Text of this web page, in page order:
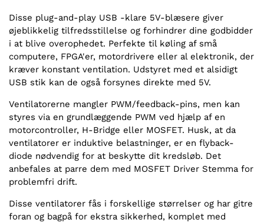
Disse plug-and-play USB -klare 5V-blæsere giver
øjeblikkelig tilfredsstillelse og forhindrer dine godbidder
i at blive overophedet. Perfekte til køling af små
computere, FPGA'er, motordrivere eller al elektronik, der
kræver konstant ventilation. Udstyret med et alsidigt
USB stik kan de også forsynes direkte med 5V.
Ventilatorerne mangler PWM/feedback-pins, men kan
styres via en grundlæggende PWM ved hjælp af en
motorcontroller, H-Bridge eller MOSFET. Husk, at da
ventilatorer er induktive belastninger, er en flyback-
diode nødvendig for at beskytte dit kredsløb. Det
anbefales at parre dem med MOSFET Driver Stemma for
problemfri drift.
Disse ventilatorer fås i forskellige størrelser og har gitre
foran og bagpå for ekstra sikkerhed, komplet med